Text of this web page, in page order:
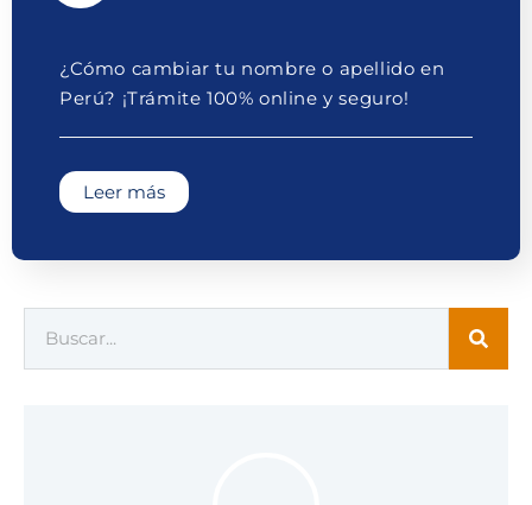
¿Cómo cambiar tu nombre o apellido en
Perú? ¡Trámite 100% online y seguro!
Leer más